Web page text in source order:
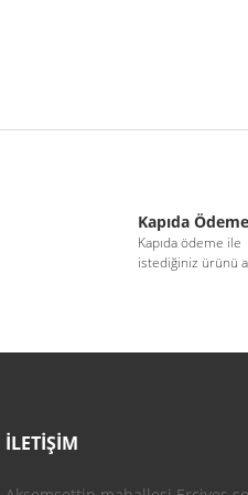
Kapıda Ödeme
Kapıda ödeme ile
istediğiniz ürünü
İLETİŞİM